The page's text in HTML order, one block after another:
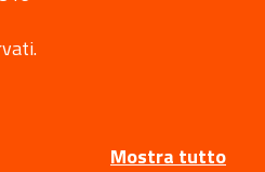
Mostra tutto